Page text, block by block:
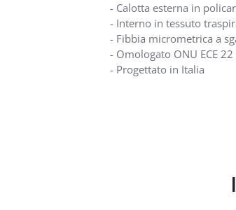
- Calotta esterna in
- Interno in tessuto
- Fibbia micrometrica a
- Omologato ONU ECE 22
- Progettato in Italia